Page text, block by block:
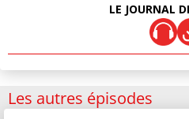
LE JOURNAL
Les autres épisodes